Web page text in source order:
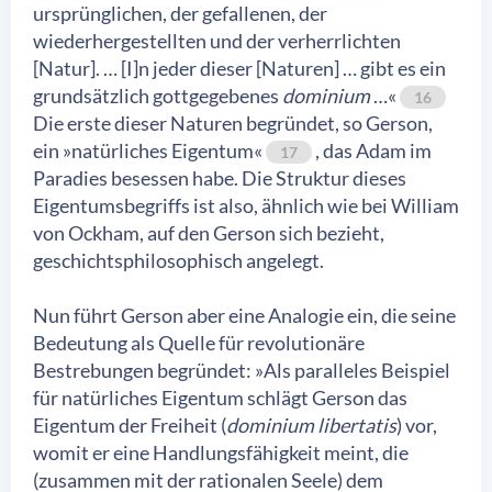
ursprünglichen, der gefallenen, der
wiederhergestellten und der verherrlichten
[Natur]. … [I]n jeder dieser [Naturen] … gibt es ein
grundsätzlich gottgegebenes dominium…« 16
Die erste dieser Naturen begründet, so Gerson,
ein »natürliches Eigentum«
17
, das Adam im
Paradies besessen habe. Die Struktur dieses
Eigentumsbegriffs ist also, ähnlich wie bei William
von Ockham, auf den Gerson sich bezieht,
geschichtsphilosophisch angelegt.
Nun führt Gerson aber eine Analogie ein, die seine
Bedeutung als Quelle für revolutionäre
Bestrebungen begründet: »Als paralleles Beispiel
für natürliches Eigentum schlägt Gerson das
Eigentum der Freiheit (dominium libertatis) vor,
womit er eine Handlungsfähigkeit meint, die
(zusammen mit der rationalen Seele) dem